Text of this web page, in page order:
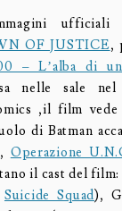
OF JUSTICE,
– L’alba di
nelle sale nel
,il film
di Batman
, Operazione
il cast del film:
Suicide Squad),